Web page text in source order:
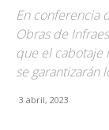
En conferencia
Obras de
que el cabotaje
se garantizarán
3 abril, 2023